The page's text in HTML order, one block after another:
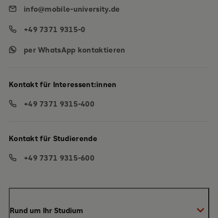
Rund um Ihr Studium
info@mobile-university.de
+49 7371 9315-0
per WhatsApp kontaktieren
Kontakt für Interessent:innen
+49 7371 9315-400
Kontakt für Studierende
+49 7371 9315-600